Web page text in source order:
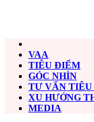
VAA
TIÊU ĐIỂM
GÓC NHÌN
TƯ VẤN TIÊU
XU HƯỚNG
MEDIA